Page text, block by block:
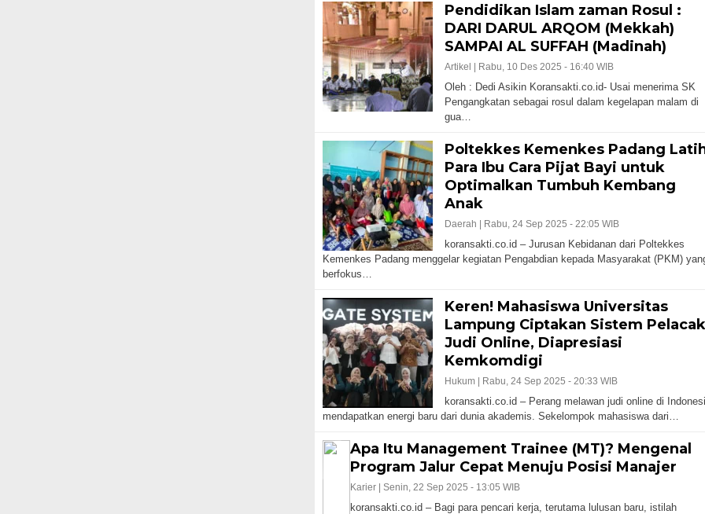
Pendidikan Islam zaman Rosul :
DARI DARUL ARQOM (Mekkah)
SAMPAI AL SUFFAH (Madinah)
Artikel | Rabu, 10 Des 2025 - 16:40 WIB
Oleh : Dedi Asikin Koransakti.co.id- Usai menerima SK
Pengangkatan sebagai rosul dalam kegelapan malam di
gua…
Poltekkes Kemenkes Padang
Para Ibu Cara Pijat Bayi untuk
Optimalkan Tumbuh Kembang
Anak
Daerah | Rabu, 24 Sep 2025 - 22:05 WIB
koransakti.co.id – Jurusan Kebidanan dari Poltekkes
Kemenkes Padang menggelar kegiatan Pengabdian kepada Masyarakat (PKM)
berfokus…
Keren! Mahasiswa Universitas
Lampung Ciptakan Sistem Pelacak
Judi Online, Diapresiasi
Kemkomdigi
Hukum | Rabu, 24 Sep 2025 - 20:33 WIB
koransakti.co.id – Perang melawan judi online di
mendapatkan energi baru dari dunia akademis. Sekelompok mahasiswa dari…
Apa Itu Management Trainee (MT)? Mengenal
Program Jalur Cepat Menuju Posisi Manajer
Karier | Senin, 22 Sep 2025 - 13:05 WIB
koransakti.co.id – Bagi para pencari kerja, terutama lulusan baru, istilah